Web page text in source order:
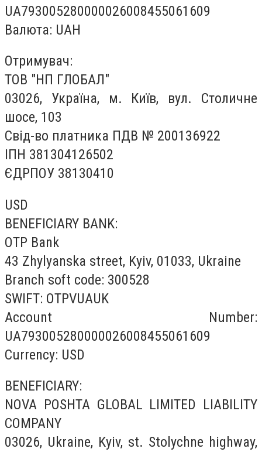
UA793005280000026008455061609
Валюта: UAH
Отримувач:
ТОВ "НП ГЛОБАЛ"
03026, Україна, м. Київ, вул. Столичне
шосе, 103
Свід-во платника ПДВ № 200136922
ІПН 381304126502
ЄДРПОУ 38130410
USD
BENEFICIARY BANK:
OTP Bank
43 Zhylyanska street, Kyiv, 01033, Ukraine
Branch soft code: 300528
SWIFT: OTPVUAUK
Account Number:
UA793005280000026008455061609
Currency: USD
BENEFICIARY:
NOVA POSHTA GLOBAL LIMITED LIABILITY
COMPANY
03026, Ukraine, Kyiv, st. Stolychne highway,